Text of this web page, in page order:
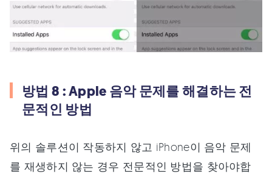
방법 8 : Apple 음악 문제를 해결하는 전
문적인 방법
위의 솔루션이 작동하지 않고 iPhone이 음악 문제
를 재생하지 않는 경우 전문적인 방법을 찾아야합